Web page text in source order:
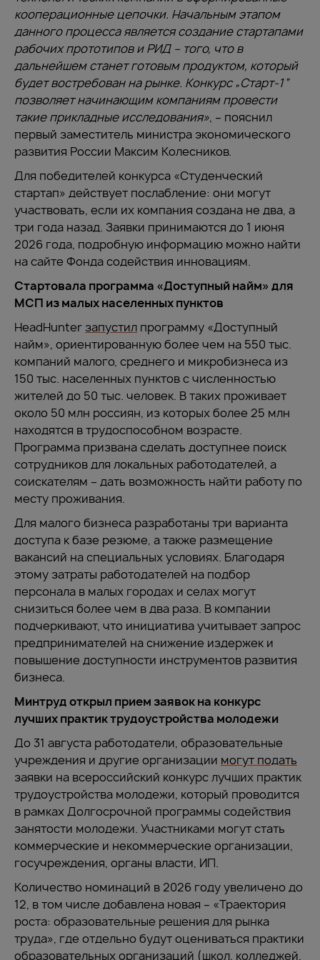
кооперационные цепочки. Начальным этапом
данного процесса является создание стартапами
рабочих прототипов и РИД – того, что в
дальнейшем станет готовым продуктом, который
будет востребован на рынке. Конкурс „Старт-1“
позволяет начинающим компаниям провести
такие прикладные исследования», – пояснил
первый заместитель министра экономического
развития России Максим Колесников.
Для победителей конкурса «Студенческий
стартап» действует послабление: они могут
участвовать, если их компания создана не два, а
три года назад. Заявки принимаются до 1 июня
2026 года, подробную информацию можно найти
на сайте Фонда содействия инновациям.
Стартовала программа «Доступный найм» для
МСП из малых населенных пунктов
HeadHunter запустил программу «Доступный
найм», ориентированную более чем на 550 тыс.
компаний малого, среднего и микробизнеса из
150 тыс. населенных пунктов с численностью
жителей до 50 тыс. человек. В таких проживает
около 50 млн россиян, из которых более 25 млн
находятся в трудоспособном возрасте.
Программа призвана сделать доступнее поиск
сотрудников для локальных работодателей, а
соискателям – дать возможность найти работу по
месту проживания.
Для малого бизнеса разработаны три варианта
доступа к базе резюме, а также размещение
вакансий на специальных условиях. Благодаря
этому затраты работодателей на подбор
персонала в малых городах и селах могут
снизиться более чем в два раза. В компании
подчеркивают, что инициатива учитывает запрос
предпринимателей на снижение издержек и
повышение доступности инструментов развития
бизнеса.
Минтруд открыл прием заявок на конкурс
лучших практик трудоустройства молодежи
До 31 августа работодатели, образовательные
учреждения и другие организации могут подать
заявки на всероссийский конкурс лучших практик
трудоустройства молодежи, который проводится
в рамках Долгосрочной программы содействия
занятости молодежи. Участниками могут стать
коммерческие и некоммерческие организации,
госучреждения, органы власти, ИП.
Количество номинаций в 2026 году увеличено до
12, в том числе добавлена новая – «Траектория
роста: образовательные решения для рынка
труда», где отдельно будут оцениваться практики
образовательных организаций (школ, колледжей,